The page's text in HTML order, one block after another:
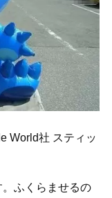
World社 スティッ
ふくらませるの